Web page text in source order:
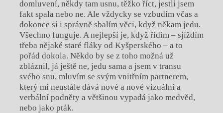
domluvení, někdy tam usnu, těžko říct, jestli jsem
fakt spala nebo ne. Ale vždycky se vzbudím včas a
dokonce si i správně sbalím věci, když někam jedu.
Všechno funguje. A nejlepší je, když řídím – sjíždím
třeba nějaké staré fláky od Kyšperského – a to
pořád dokola. Někdo by se z toho možná už
zbláznil, já ještě ne, jedu sama a jsem v transu
svého snu, mluvím se svým vnitřním partnerem,
který mi neustále dává nové a nové vizuální a
verbální podněty a většinou vypadá jako medvěd,
nebo jako pták.